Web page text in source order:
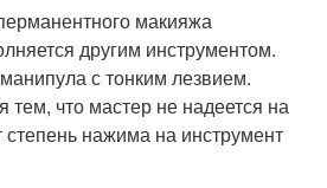
макияжа
другим инструментом.
с тонким лезвием.
тем, что мастер не надеется на
степень нажима на инструмент